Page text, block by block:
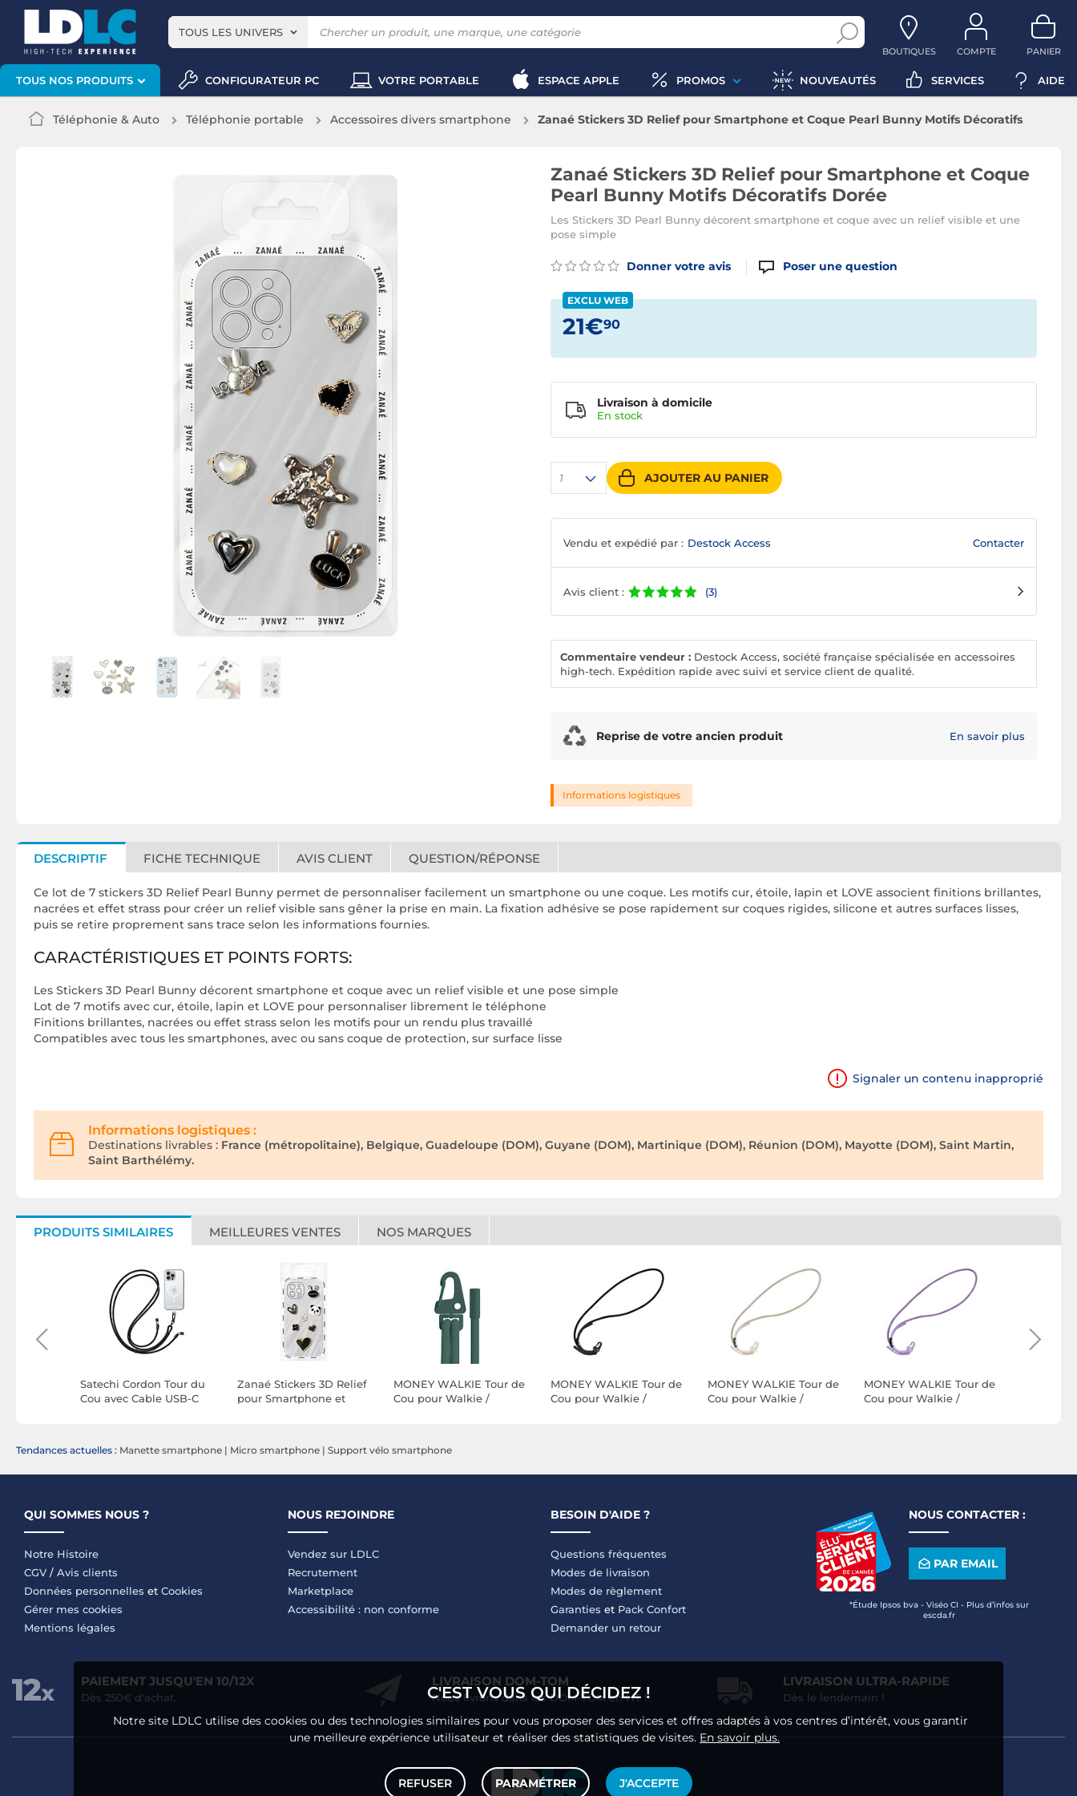
TOUS LES UNIVERS
BOUTIQUES COMPTE PANIER
TOUS NOS PRODUITS CONFIGURATEUR PC VOTRE PORTABLE ESPACE APPLE PROMOS NOUVEAUTÉS SERVICES AIDE
C'EST VOUS QUI DÉCIDEZ !
Notre site LDLC utilise des cookies ou des technologies similaires pour vous proposer des services et offres adaptés à vos centres d’intérêt, vous garantir
une meilleure expérience utilisateur et réaliser des statistiques de visites. En savoir plus.
REFUSER PARAMÉTRER J'ACCEPTE
Téléphonie & Auto Téléphonie portable Accessoires divers smartphone
Zanaé Stickers 3D Relief pour Smartphone et Coque Pearl Bunny Motifs Décoratifs
Zanaé Stickers 3D Relief pour Smartphone et Coque
Pearl Bunny Motifs Décoratifs Dorée
Les Stickers 3D Pearl Bunny décorent smartphone et coque avec un relief visible et une
pose simple
Donner votre avis Poser une question
EXCLU WEB
21€90
1 AJOUTER AU PANIER
Livraison à domicile
En stock
Vendu et expédié par : Destock Access Contacter
Avis client : (3)
Commentaire vendeur : Destock Access, société française spécialisée en accessoires
high-tech. Expédition rapide avec suivi et service client de qualité.
Reprise de votre ancien produit En savoir plus
Informations logistiques
DESCRIPTIF FICHE TECHNIQUE AVIS CLIENT QUESTION/RÉPONSE
Ce lot de 7 stickers 3D Relief Pearl Bunny permet de personnaliser facilement un smartphone ou une coque. Les motifs cur, étoile, lapin et LOVE associent finitions brillantes,
nacrées et effet strass pour créer un relief visible sans gêner la prise en main. La fixation adhésive se pose rapidement sur coques rigides, silicone et autres surfaces lisses,
puis se retire proprement sans trace selon les informations fournies.
CARACTÉRISTIQUES ET POINTS FORTS:
Les Stickers 3D Pearl Bunny décorent smartphone et coque avec un relief visible et une pose simple
Lot de 7 motifs avec cur, étoile, lapin et LOVE pour personnaliser librement le téléphone
Finitions brillantes, nacrées ou effet strass selon les motifs pour un rendu plus travaillé
Compatibles avec tous les smartphones, avec ou sans coque de protection, sur surface lisse
Signaler un contenu inapproprié
Informations logistiques :
Destinations livrables : France (métropolitaine), Belgique, Guadeloupe (DOM), Guyane (DOM), Martinique (DOM), Réunion (DOM), Mayotte (DOM), Saint Martin,
Saint Barthélémy.
PRODUITS SIMILAIRES MEILLEURES VENTES NOS MARQUES
Satechi Cordon Tour du
Cou avec Cable USB-C
Zanaé Stickers 3D Relief
pour Smartphone et
MONEY WALKIE Tour de
Cou pour Walkie /
MONEY WALKIE Tour de
Cou pour Walkie /
MONEY WALKIE Tour de
Cou pour Walkie /
MONEY WALKIE Tour de
Cou pour Walkie /
Tendances actuelles : Manette smartphone | Micro smartphone | Support vélo smartphone
QUI SOMMES NOUS ?
Notre Histoire
CGV / Avis clients
Données personnelles et Cookies
Gérer mes cookies
Mentions légales
NOUS REJOINDRE
Vendez sur LDLC
Recrutement
Marketplace
Accessibilité : non conforme
BESOIN D'AIDE ?
Questions fréquentes
Modes de livraison
Modes de règlement
Garanties et Pack Confort
Demander un retour
NOUS CONTACTER :
PAR EMAIL
*Étude Ipsos bva - Viséo CI - Plus d’infos sur
escda.fr
PAIEMENT JUSQU'EN 10/12X
Dès 250€ d'achat.
LIVRAISON DOM-TOM
Nous livrons dans les DOM-TOM en HT !
LIVRAISON ULTRA-RAPIDE
Dès le lendemain !